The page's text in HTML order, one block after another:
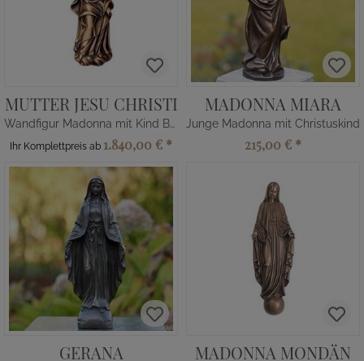
MUTTER JESU CHRISTI
Wandfigur Madonna mit Kind Bronze
Ihr Komplettpreis ab 1.840,00 € *
MADONNA MIARA
Junge Madonna mit Christuskind
215,00 € *
GERANA MADONNA MONDÄN